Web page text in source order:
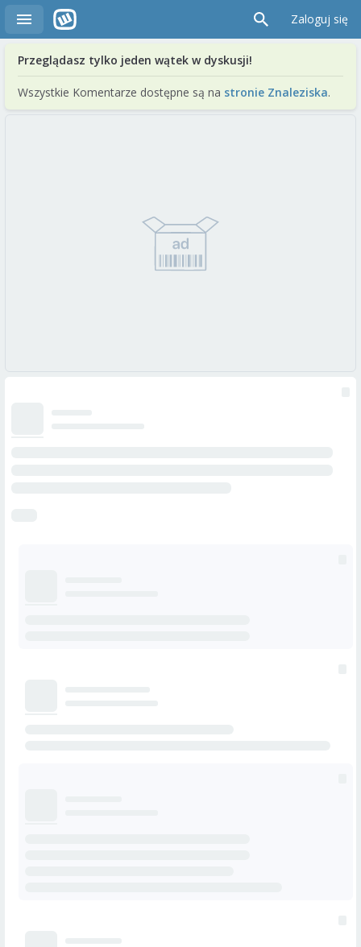
Zaloguj się
Przeglądasz tylko jeden wątek w dyskusji!
Wszystkie Komentarze dostępne są na stronie Znaleziska.